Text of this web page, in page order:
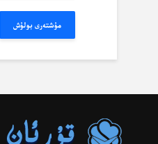
مۇشتەرى بولۇش